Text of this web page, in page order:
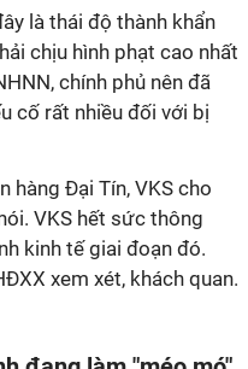
là thái độ thành khẩn
chịu hình phạt cao nhất
chính phủ nên đã
cố rất nhiều đối với bị
hàng Đại Tín, VKS cho
VKS hết sức thông
kinh tế giai đoạn đó.
xem xét, khách quan.